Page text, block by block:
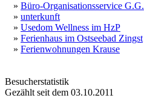
» Büro-Organisationsservice G.G.
» unterkunft
» Usedom Wellness im HzP
» Ferienhaus im Ostseebad Zingst
» Ferienwohnungen Krause
Besucherstatistik
Gezählt seit dem 03.10.2011